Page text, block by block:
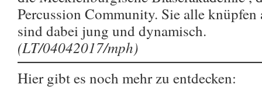
Percussion Community. Sie alle
sind dabei jung und dynamisch.
(LT/04042017/mph)
Hier gibt es noch mehr zu entdecken: